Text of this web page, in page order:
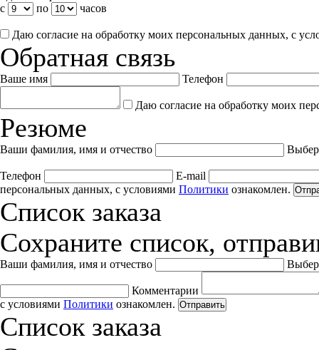
с
по часов
Даю согласие на обработку моих персональных данных, с
Обратная связь
Ваше имя Телефон
Даю согласие на обработку моих
Резюме
Ваши фамилия, имя и отчество
Телефон
E-mail
персональных данных, с условиями Политики ознакомлен.
Список заказа
Сохраните список,
Ваши фамилия, имя и отчество
Комментарии
с условиями Политики ознакомлен. Отправить
Список заказа